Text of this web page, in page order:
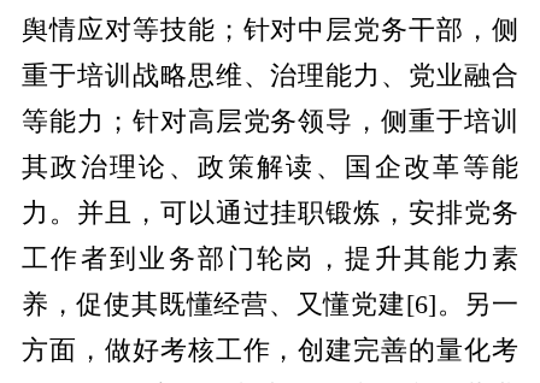
舆情应对等技能；针对中层党务干部，侧
重于培训战略思维、治理能力、党业融合
等能力；针对高层党务领导，侧重于培训
其政治理论、政策解读、国企改革等能
力。并且，可以通过挂职锻炼，安排党务
工作者到业务部门轮岗，提升其能力素
养，促使其既懂经营、又懂党建[6]。另一
方面，做好考核工作，创建完善的量化考